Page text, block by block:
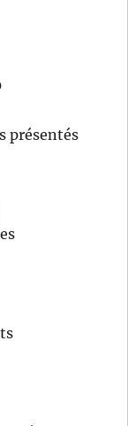
présentés